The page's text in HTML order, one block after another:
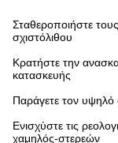
Σταθεροποιήστε
σχιστόλιθου
Κρατήστε την
κατασκευής
Παράγετε τον υψηλό
Ενισχύστε τις
χαμηλός-στερεών